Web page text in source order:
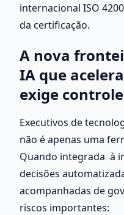
internacional ISO
da certificação.
A nova
IA que
exige controle
Executivos de
não é apenas uma
Quando integrada  à
decisões
acompanhadas de
riscos importantes: